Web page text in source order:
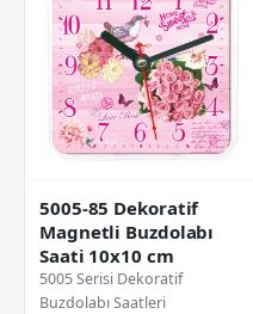
5005-85 Dekoratif
Magnetli Buzdolabı
Saati 10x10 cm
5005 Serisi Dekoratif
Buzdolabı Saatleri